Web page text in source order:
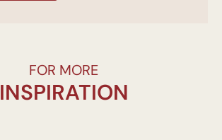
FOR MORE
INSPIRATION